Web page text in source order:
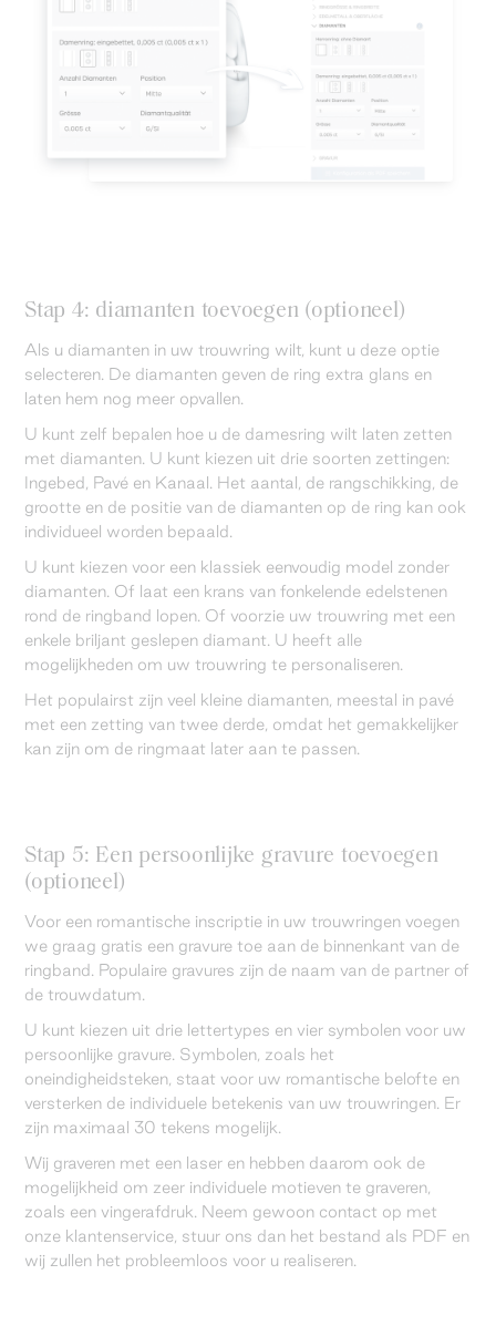
Stap 4: diamanten toevoegen (optioneel)
Als u diamanten in uw trouwring wilt, kunt u deze optie
selecteren. De diamanten geven de ring extra glans en
laten hem nog meer opvallen.
U kunt zelf bepalen hoe u de damesring wilt laten zetten
met diamanten. U kunt kiezen uit drie soorten zettingen:
Ingebed, Pavé en Kanaal. Het aantal, de rangschikking, de
grootte en de positie van de diamanten op de ring kan ook
individueel worden bepaald.
U kunt kiezen voor een klassiek eenvoudig model zonder
diamanten. Of laat een krans van fonkelende edelstenen
rond de ringband lopen. Of voorzie uw trouwring met een
enkele briljant geslepen diamant. U heeft alle
mogelijkheden om uw trouwring te personaliseren.
Het populairst zijn veel kleine diamanten, meestal in pavé
met een zetting van twee derde, omdat het gemakkelijker
kan zijn om de ringmaat later aan te passen.
Stap 5: Een persoonlijke gravure toevoegen
(optioneel)
Voor een romantische inscriptie in uw trouwringen voegen
we graag gratis een gravure toe aan de binnenkant van de
ringband. Populaire gravures zijn de naam van de partner of
de trouwdatum.
U kunt kiezen uit drie lettertypes en vier symbolen voor uw
persoonlijke gravure. Symbolen, zoals het
oneindigheidsteken, staat voor uw romantische belofte en
versterken de individuele betekenis van uw trouwringen. Er
zijn maximaal 30 tekens mogelijk.
Wij graveren met een laser en hebben daarom ook de
mogelijkheid om zeer individuele motieven te graveren,
zoals een vingerafdruk. Neem gewoon contact op met
onze klantenservice, stuur ons dan het bestand als PDF en
wij zullen het probleemloos voor u realiseren.